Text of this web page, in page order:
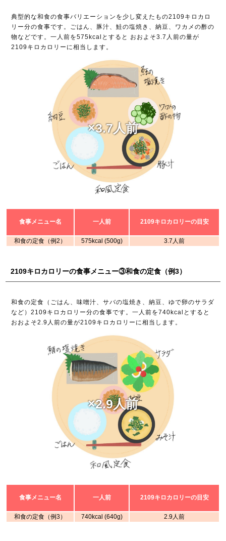
典型的な和食の食事バリエーションを少し変えたもの2109キロカロ
リー分の食事です。ごはん、豚汁、鮭の塩焼き、納豆、ワカメの酢の
物などです。一人前を575kcalとすると おおよそ3.7人前の量が
2109キロカロリーに相当します。
×3.7人前
食事メニュー名 一人前 2109キロカロリーの目安
和食の定食（例2） 575kcal (500g) 3.7人前
2109キロカロリーの食事メニュー③和食の定食（例3）
和食の定食（ごはん、味噌汁、サバの塩焼き、納豆、ゆで卵のサラダ
など）2109キロカロリー分の食事です。一人前を740kcalとすると
おおよそ2.9人前の量が2109キロカロリーに相当します。
×2.9人前
食事メニュー名 一人前 2109キロカロリーの目安
和食の定食（例3） 740kcal (640g) 2.9人前